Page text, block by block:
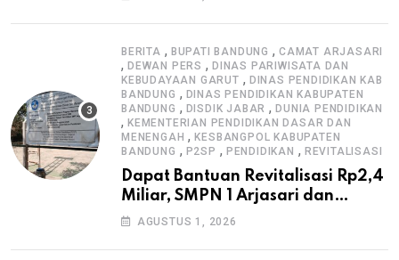
BERITA , BUPATI BANDUNG ,CAMAT ARJASARI
, DEWAN PERS , DINAS PARIWISATA DAN
KEBUDAYAAN GARUT , DINAS PENDIDIKAN KAB
BANDUNG , DINAS PENDIDIKAN KABUPATEN
BANDUNG , DISDIK JABAR ,DUNIA PENDIDIKAN
, KEMENTERIAN PENDIDIKAN DASAR DAN
MENENGAH ,KESBANGPOL KABUPATEN
BANDUNG , P2SP , PENDIDIKAN , REVITALISASI
Dapat Bantuan Revitalisasi Rp2,4
Miliar, SMPN 1 Arjasari dan
Masyarakat Sambut Antusias
AGUSTUS 1, 2026